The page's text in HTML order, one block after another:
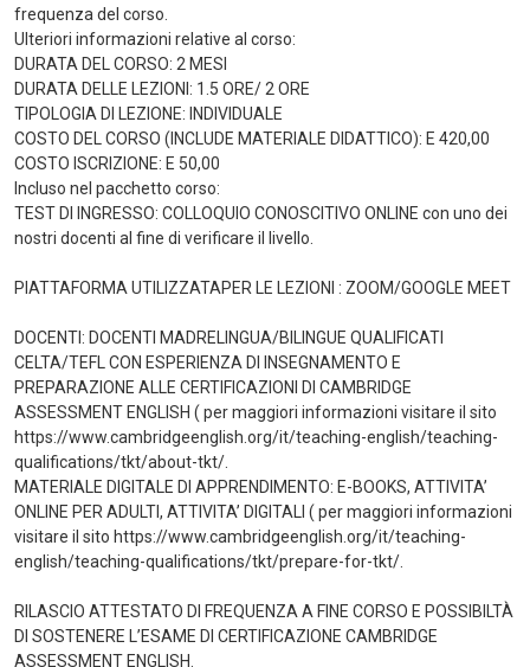
frequenza del corso.
Ulteriori informazioni relative al corso:
DURATA DEL CORSO: 2 MESI
DURATA DELLE LEZIONI: 1.5 ORE/ 2 ORE
TIPOLOGIA DI LEZIONE: INDIVIDUALE
COSTO DEL CORSO (INCLUDE MATERIALE DIDATTICO): E 420,00
COSTO ISCRIZIONE: E 50,00
Incluso nel pacchetto corso:
TEST DI INGRESSO: COLLOQUIO CONOSCITIVO ONLINE con uno dei
nostri docenti al fine di verificare il livello.
PIATTAFORMA UTILIZZATAPER LE LEZIONI : ZOOM/GOOGLE MEET
DOCENTI: DOCENTI MADRELINGUA/BILINGUE QUALIFICATI
CELTA/TEFL CON ESPERIENZA DI INSEGNAMENTO E
PREPARAZIONE ALLE CERTIFICAZIONI DI CAMBRIDGE
ASSESSMENT ENGLISH ( per maggiori informazioni visitare il sito
https://www.cambridgeenglish.org/it/teaching-english/teaching-
qualifications/tkt/about-tkt/.
MATERIALE DIGITALE DI APPRENDIMENTO: E-BOOKS, ATTIVITA’
ONLINE PER ADULTI, ATTIVITA’ DIGITALI ( per maggiori informazioni
visitare il sito https://www.cambridgeenglish.org/it/teaching-
english/teaching-qualifications/tkt/prepare-for-tkt/.
RILASCIO ATTESTATO DI FREQUENZA A FINE CORSO E POSSIBILTÀ
DI SOSTENERE L’ESAME DI CERTIFICAZIONE CAMBRIDGE
ASSESSMENT ENGLISH.